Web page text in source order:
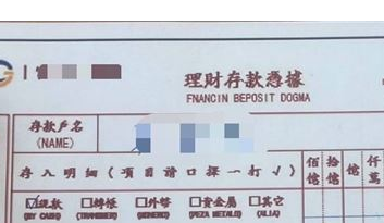
月花35萬」！66歲媳無法退休
暫快樂 餅總曝張皓崴終極目標 19:18
本？ 達人教戰槓反ETF心法 19:12
不成跟騷偷拍 女師控校方霸凌 19:08